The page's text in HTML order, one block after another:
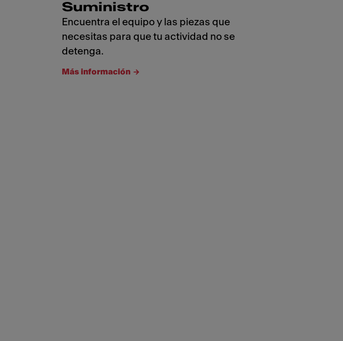
Suministro
Encuentra el equipo y las piezas que
necesitas para que tu actividad no se
detenga.
Más información